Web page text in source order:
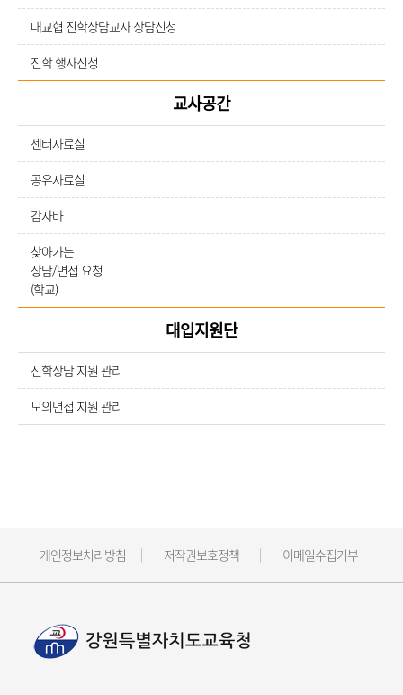
대교협 진학상담교사 상담신청
진학 행사신청
교사공간
센터자료실
공유자료실
감자바
찾아가는
상담/면접 요청
(학교)
대입지원단
진학상담 지원 관리
모의면접 지원 관리
개인정보처리방침 저작권보호정책 이메일수집거부